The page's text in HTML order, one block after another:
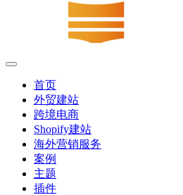
首页
外贸建站
跨境电商
Shopify建站
海外营销服务
案例
主题
插件